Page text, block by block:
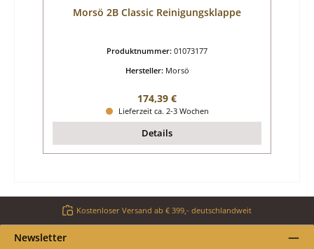
Morsö 2B Classic Reinigungsklappe
Produktnummer: 01073177
Hersteller: Morsö
Regulärer Preis:
174,39 €
Lieferzeit ca. 2-3 Wochen
Details
Kostenloser Versand ab € 399,- deutschlandweit
Newsletter